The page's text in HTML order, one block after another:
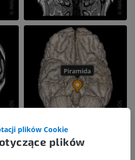
plików
plików Cookie